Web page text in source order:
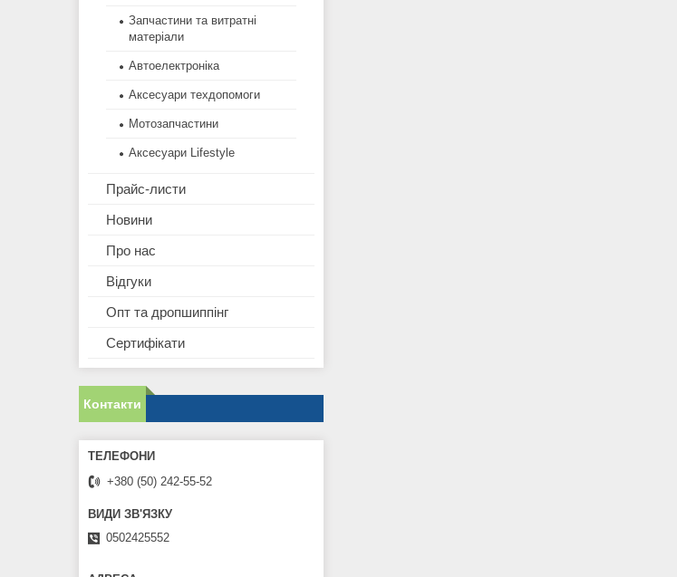
Запчастини та витратні
матеріали
Автоелектроніка
Аксесуари техдопомоги
Мотозапчастини
Аксесуари Lifestyle
Прайс-листи
Новини
Про нас
Відгуки
Опт та дропшиппінг
Сертифікати
Контакти
+380 (50) 242-55-52
0502425552